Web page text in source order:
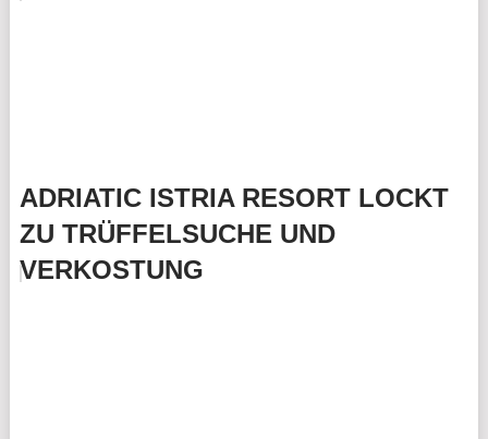
ADRIATIC ISTRIA RESORT LOCKT
ZU TRÜFFELSUCHE UND
VERKOSTUNG